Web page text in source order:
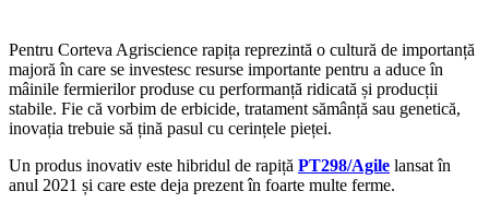
Pentru Corteva Agriscience rapița reprezintă o cultură de importanță
majoră în care se investesc resurse importante pentru a aduce în
mâinile fermierilor produse cu performanță ridicată și producții
stabile. Fie că vorbim de erbicide, tratament sămânță sau genetică,
inovația trebuie să țină pasul cu cerințele pieței.
Un produs inovativ este hibridul de rapiță PT298/Agile lansat în
anul 2021 și care este deja prezent în foarte multe ferme.